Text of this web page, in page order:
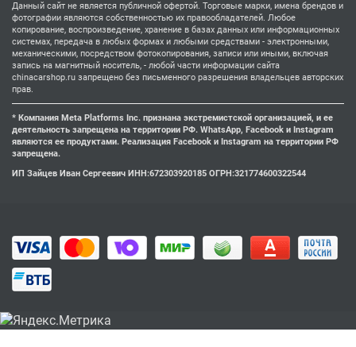
Данный сайт не является публичной офертой. Торговые марки, имена брендов и
фотографии являются собственностью их правообладателей. Любое
копирование, воспроизведение, хранение в базах данных или информационных
системах, передача в любых формах и любыми средствами - электронными,
механическими, посредством фотокопирования, записи или иными, включая
запись на магнитный носитель, - любой части информации сайта
chinacarshop.ru запрещено без письменного разрешения владельцев авторских
прав.
* Компания Meta Platforms Inc. признана экстремистской организацией, и ее
деятельность запрещена на территории РФ. WhatsApp, Facebook и Instagram
являются ее продуктами. Реализация Facebook и Instagram на территории РФ
запрещена.
ИП Зайцев Иван Сергеевич ИНН:672303920185 ОГРН:321774600322544